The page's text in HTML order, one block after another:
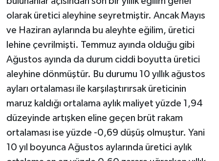
olarak üretici aleyhine seyretmiştir. Ancak Mayıs
ve Haziran aylarında bu aleyhte eğilim, üretici
lehine çevrilmişti. Temmuz ayında olduğu gibi
Ağustos ayında da durum ciddi boyutta üretici
aleyhine dönmüştür. Bu durumu 10 yıllık ağustos
ayları ortalaması ile karşılaştırırsak üreticinin
maruz kaldığı ortalama aylık maliyet yüzde 1,94
düzeyinde artışken eline geçen brüt rakam
ortalaması ise yüzde -0,69 düşüş olmuştur. Yani
10 yıl boyunca Ağustos aylarında üretici aylık